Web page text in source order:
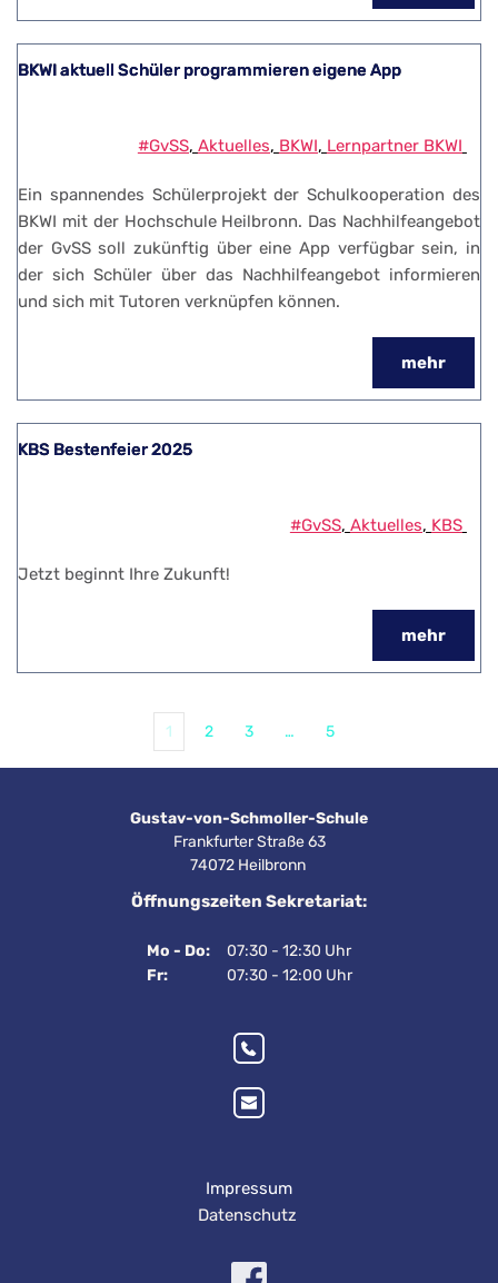
BKWI aktuell Schüler programmieren eigene App
#GvSS, Aktuelles, BKWI, Lernpartner BKWI
Ein spannendes Schülerprojekt der Schulkooperation des
BKWI mit der Hochschule Heilbronn. Das Nachhilfeangebot
der GvSS soll zukünftig über eine App verfügbar sein, in
der sich Schüler über das Nachhilfeangebot informieren
und sich mit Tutoren verknüpfen können.
mehr
KBS Bestenfeier 2025
#GvSS, Aktuelles, KBS
Jetzt beginnt Ihre Zukunft!
mehr
1 2 3 … 5
Gustav-von-Schmoller-Schule
Frankfurter Straße 63
74072 Heilbronn
Öffnungszeiten Sekretariat:
Mo - Do:
07:30 - 12:30 Uhr
Fr:
07:30 - 12:00 Uhr
Impressum
Datenschutz